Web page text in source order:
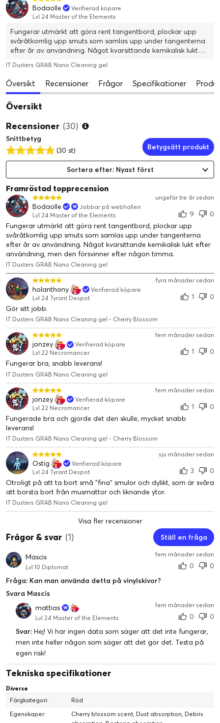
Bodaolle
Verifierad köpare
Lvl 24 Master of the Elements
Fungerar utmärkt att göra rent tangentbord, plockar upp
svåråtkomlig upp smuts som samlas upp under tangenterna
efter år av användning. Något kvarsittande kemikalisk lukt
IT Dusters GRAB Nano Cleaning gel
Översikt Recensioner Frågor Specifikationer
Översikt
Recensioner (30)
Snittbetyg
(30 st)
Betygsätt produkt
Sortera efter: Nyast först
Framröstad topprecension
ungefär tre år sedan
Bodaolle
Jobbar på webhallen
Lvl 24 Master of the Elements
9
0
Fungerar utmärkt att göra rent tangentbord, plockar upp
svåråtkomlig upp smuts som samlas upp under tangenterna
efter år av användning. Något kvarsittande kemikalisk lukt efter
användning, men den försvinner efter någon timma.
IT Dusters GRAB Nano Cleaning gel
fyra månader sedan
holanthony
Verifierad köpare
Lvl 24 Tyrant Despot
1
0
Gör sitt jobb.
IT Dusters GRAB Nano Cleaning gel - Cherry Blossom
fem månader sedan
jonzey
Verifierad köpare
Lvl 22 Necromancer
1
0
Fungerar bra, snabb leverans!
IT Dusters GRAB Nano Cleaning gel
fem månader sedan
jonzey
Verifierad köpare
Lvl 22 Necromancer
1
0
Fungerade bra och gjorde det den skulle, mycket snabb
leverans!
IT Dusters GRAB Nano Cleaning gel - Cherry Blossom
sju månader sedan
Ostig
Verifierad köpare
Lvl 24 Tyrant Despot
3
0
Otroligt på att ta bort små "fina" smulor och dylikt, som är svåra
att borsta bort från musmattor och liknande ytor.
IT Dusters GRAB Nano Cleaning gel
Visa fler recensioner
Frågor & svar (1) Ställ en fråga
Mascis
Lvl 10 Diplomat
fem månader sedan
0
0
Fråga: Kan man använda detta på vinylskivor?
Svara Mascis
mattias
Lvl 24 Master of the Elements
fem månader sedan
0
0
Svar: Hej! Vi har ingen data som säger att det inte fungerar,
men inte heller någon som säger att det gör det. Testa på
egen risk!
Tekniska specifikationer
Diverse
Färgkategori:
Röd
Egenskaper:
Cherry blossom scent, Dust absorption, Debris